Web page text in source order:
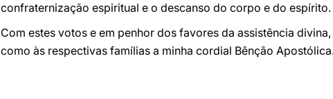
confraternização espiritual e o descanso do corpo e do espírito.
Com estes votos e em penhor dos favores da assistência
como às respectivas famílias a minha cordial Bênção